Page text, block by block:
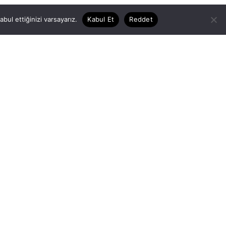
ettiğinizi varsayarız. Kabul Et Reddet